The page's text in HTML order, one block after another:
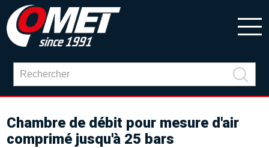
Chambre de débit pour mesure d'air
comprimé jusqu'à 25 bars